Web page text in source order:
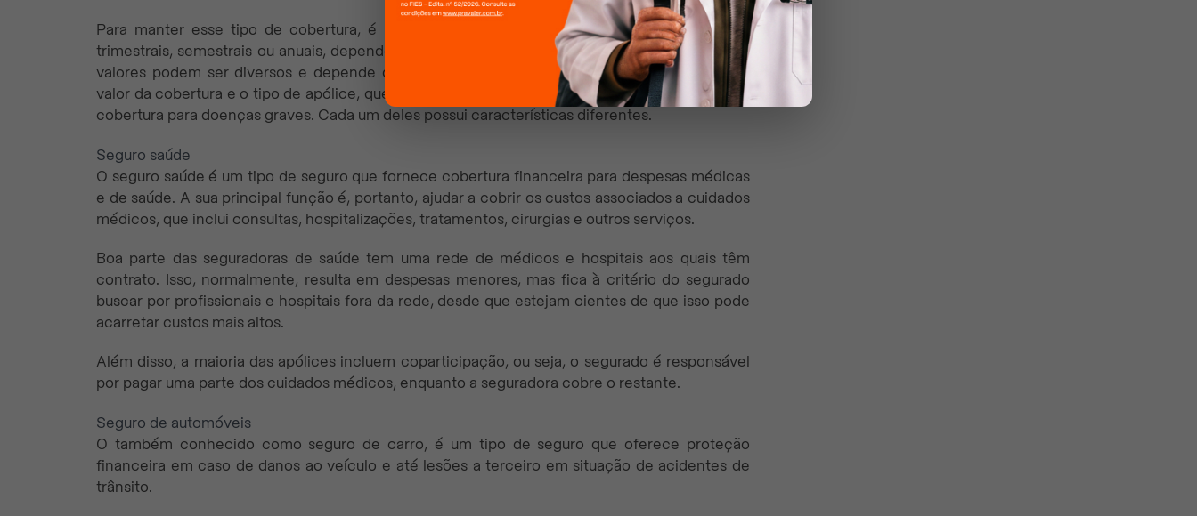
Para manter esse tipo de cobertura, é necessário que o segurado pague planos mensais,
trimestrais, semestrais ou anuais, dependendo da política de cada seguradora. Além disso, os
valores podem ser diversos e depende de inúmeros fatores, como idade, estado de saúde,
valor da cobertura e o tipo de apólice, que pode ser vida temporário, vida permanente ou com
cobertura para doenças graves. Cada um deles possui características diferentes.
Seguro saúde
O seguro saúde é um tipo de seguro que fornece cobertura financeira para despesas médicas
e de saúde. A sua principal função é, portanto, ajudar a cobrir os custos associados a cuidados
médicos, que inclui consultas, hospitalizações, tratamentos, cirurgias e outros serviços.
Boa parte das seguradoras de saúde tem uma rede de médicos e hospitais aos quais têm
contrato. Isso, normalmente, resulta em despesas menores, mas fica à critério do segurado
buscar por profissionais e hospitais fora da rede, desde que estejam cientes de que isso pode
acarretar custos mais altos.
Além disso, a maioria das apólices incluem coparticipação, ou seja, o segurado é responsável
por pagar uma parte dos cuidados médicos, enquanto a seguradora cobre o restante.
Seguro de automóveis
O também conhecido como seguro de carro, é um tipo de seguro que oferece proteção
financeira em caso de danos ao veículo e até lesões a terceiro em situação de acidentes de
trânsito.